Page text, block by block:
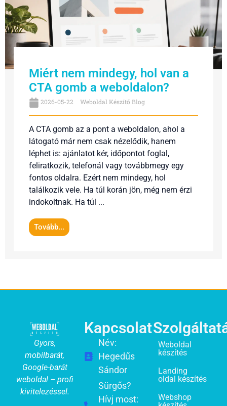
Miért nem mindegy, hol van a
CTA gomb a weboldalon?
2026-05-22 Weboldal Készítő Blog
A CTA gomb az a pont a weboldalon, ahol a
látogató már nem csak nézelődik, hanem
léphet is: ajánlatot kér, időpontot foglal,
feliratkozik, telefonál vagy továbbmegy egy
fontos oldalra. Ezért nem mindegy, hol
találkozik vele. Ha túl korán jön, még nem érzi
indokoltnak. Ha túl ...
Tovább...
Gyors,
mobilbarát,
Google-barát
weboldal – profi
kivitelezéssel.
Kapcsolat
Név:
Hegedűs
Sándor
Sürgős?
Hívj most:
Weboldal
készítés
Landing
oldal készítés
Webshop